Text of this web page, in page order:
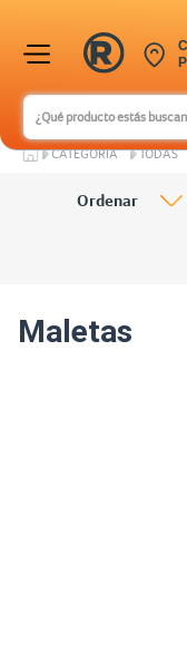
CATEGORÍA TODAS
Maletas
Ordenar